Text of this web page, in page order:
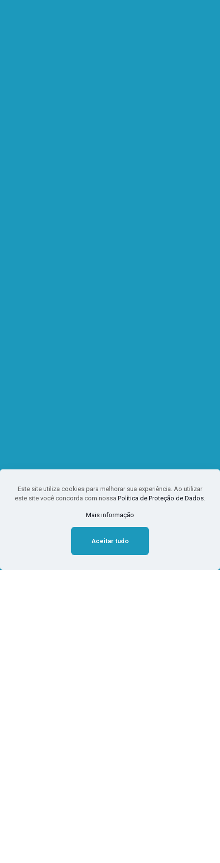
Este site utiliza cookies para melhorar sua experiência. Ao utilizar
este site você concorda com nossa Política de Proteção de Dados.
Mais informação
Aceitar tudo